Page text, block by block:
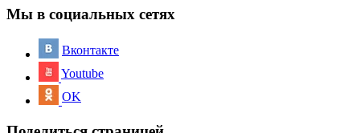
Мы в социальных сетях
Вконтакте
Youtube
OK